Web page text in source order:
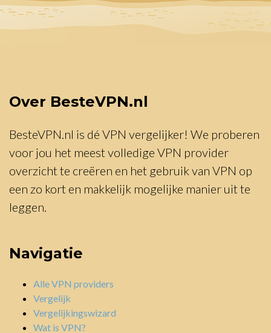
Over BesteVPN.nl
BesteVPN.nl is dé VPN vergelijker! We proberen
voor jou het meest volledige VPN provider
overzicht te creëren en het gebruik van VPN op
een zo kort en makkelijk mogelijke manier uit te
leggen.
Navigatie
Alle VPN providers
Vergelijk
Vergelijkingswizard
Wat is VPN?